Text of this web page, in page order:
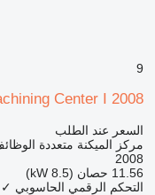
9
Center I 2008
السعر عند الطلب
مركز الميكنة متعددة
2008
11.56 حصان (8.5 kW)
التحكم الرقمي الحاسوبي ✓